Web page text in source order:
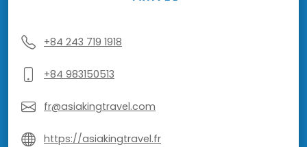
+84 243 719 1918
+84 983150513
fr@asiakingtravel.com
https://asiakingtravel.fr